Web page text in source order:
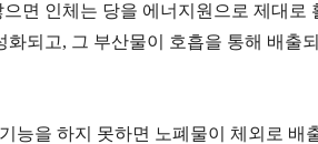
면 인체는 당을 에너지원으로 제대로
되고, 그 부산물이 호흡을 통해 배출
능을 하지 못하면 노폐물이 체외로 배